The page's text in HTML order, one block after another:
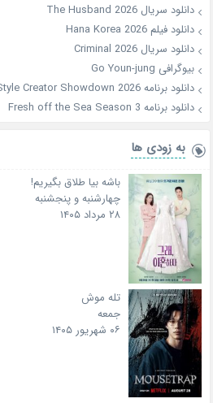
دانلود سریال The Husband 2026
دانلود فیلم Hana Korea 2026
دانلود سریال Criminal 2026
بیوگرافی Go Youn-jung
دانلود برنامه Kill It: Style Creator Showdown 2026
دانلود برنامه Fresh off the Sea Season 3
به زودی ها
باشه بیا طلاق بگیریم!
چهارشنبه و پنجشنبه
۲۸ مرداد ۱۴۰۵
تله موش
جمعه
۰۶ شهریور ۱۴۰۵